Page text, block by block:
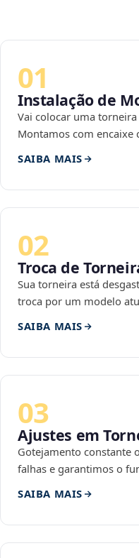
01
Instalação de
Vai colocar uma
Montamos com encaixe
SAIBA MAIS
02
Troca de
Sua torneira está
troca por um modelo
SAIBA MAIS
03
Ajustes em
Gotejamento constante
falhas e garantimos o
SAIBA MAIS